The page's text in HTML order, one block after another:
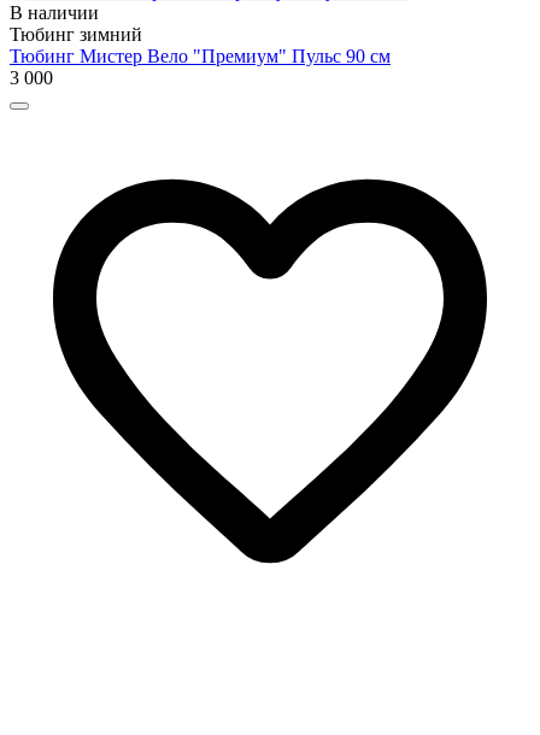
В наличии
Тюбинг зимний
Тюбинг Мистер Вело "Премиум" Пульс 90 см
3 000